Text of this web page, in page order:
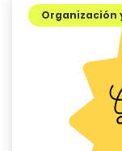
Organización